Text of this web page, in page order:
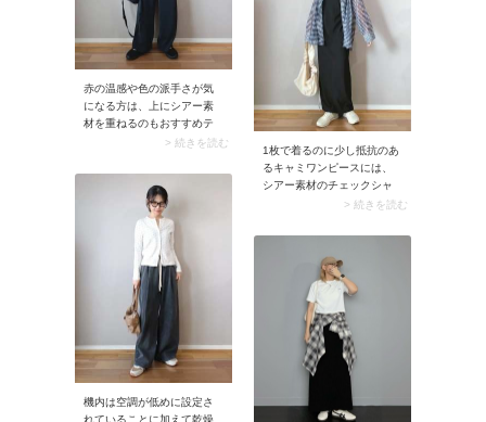
スがTシャツの首元よりひと
回り長くなることでバラン
スがよくなる上に、カジュ
アルコーデにぴったりマッ
チします。
赤の温感や色の派手さが気
になる方は、上にシアー素
材を重ねるのもおすすめテ
クニックです。例えばスナ
プにシアーシャツをON。ほ
んのり透けて見えることで
赤がマイルドになるため、
夏でもグッと着こなしやす
くなります。
> 続きを読む
1枚で着るのに少し抵抗のあ
るキャミワンピースには、
シアー素材のチェックシャ
ツをサラリと羽織って。ほ
ツが、着こなしに抜け感を
プラスしてくれます。さら
にはチェック柄が加わるこ
とで、ワンピースが程よく
カジュアルダウンされリラ
クシーな表情に。
> 続きを読む
機内は空調が低めに設定さ